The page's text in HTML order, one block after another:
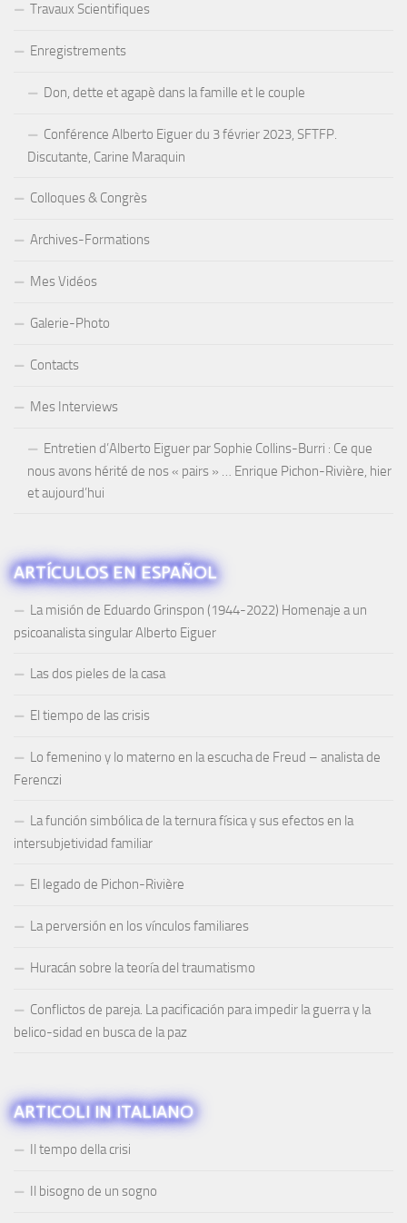
Travaux Scientifiques
Enregistrements
Don, dette et agapè dans la famille et le couple
Conférence Alberto Eiguer du 3 février 2023, SFTFP.
Discutante, Carine Maraquin
Colloques & Congrès
Archives-Formations
Mes Vidéos
Galerie-Photo
Contacts
Mes Interviews
Entretien d’Alberto Eiguer par Sophie Collins-Burri : Ce que
nous avons hérité de nos « pairs » … Enrique Pichon-Rivière, hier
et aujourd’hui
ARTÍCULOS EN ESPAÑOL
La misión de Eduardo Grinspon (1944-2022) Homenaje a un
psicoanalista singular Alberto Eiguer
Las dos pieles de la casa
El tiempo de las crisis
Lo femenino y lo materno en la escucha de Freud – analista de
Ferenczi
La función simbólica de la ternura física y sus efectos en la
intersubjetividad familiar
El legado de Pichon-Rivière
La perversión en los vínculos familiares
Huracán sobre la teoría del traumatismo
Conflictos de pareja. La pacificación para impedir la guerra y la
belico-sidad en busca de la paz
ARTICOLI IN ITALIANO
Il tempo della crisi
Il bisogno de un sogno